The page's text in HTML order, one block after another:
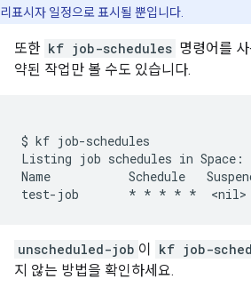
리표시자 일정으로 표시될 뿐입니다.
또한 kf job-schedules 명령어를
약된 작업만 볼 수도 있습니다.
$ kf job-schedules
Listing job schedules in Space:
Name           Schedule
unscheduled-job 이 kf job-
지 않는 방법을 확인하세요.